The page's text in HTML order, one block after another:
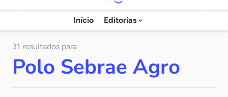
Agência
Sebrae
Notícias
Início Editorias
chave
31 resultados para
Polo Sebrae Agro